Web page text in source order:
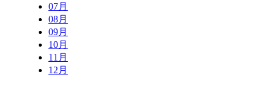
07月
08月
09月
10月
11月
12月